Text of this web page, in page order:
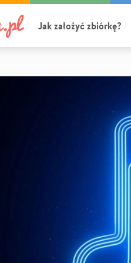
Jak założyć zbiórkę?